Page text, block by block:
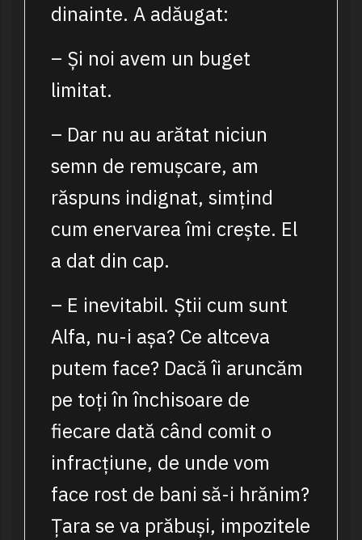
dinainte. A adăugat:
– Și noi avem un buget
limitat.
– Dar nu au arătat niciun
semn de remușcare, am
răspuns indignat, simțind
cum enervarea îmi crește. El
a dat din cap.
– E inevitabil. Știi cum sunt
Alfa, nu-i așa? Ce altceva
putem face? Dacă îi aruncăm
pe toți în închisoare de
fiecare dată când comit o
infracțiune, de unde vom
face rost de bani să-i hrănim?
Țara se va prăbuși, impozitele